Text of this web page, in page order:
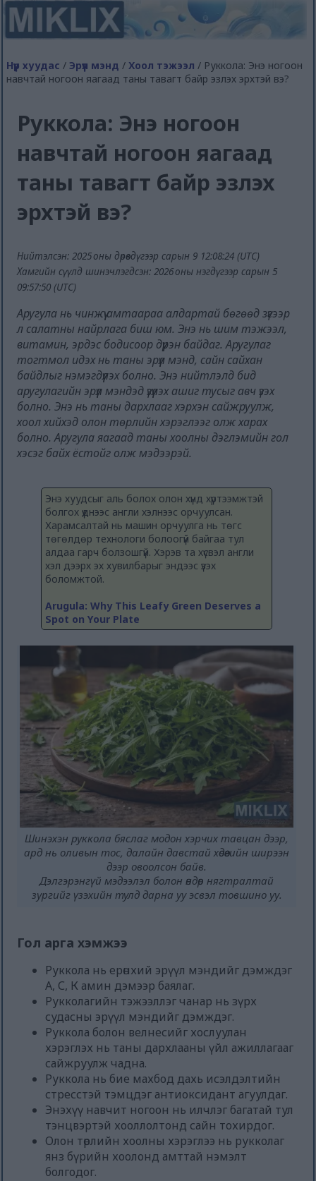
Нүүр хуудас /Эрүүл мэнд / Хоол тэжээл / Руккола: Энэ ногоон
навчтай ногоон яагаад таны тавагт байр эзлэх эрхтэй вэ?
Руккола: Энэ ногоон
навчтай ногоон яагаад
таны тавагт байр эзлэх
эрхтэй вэ?
Нийтэлсэн: 2025 оны дөрөвдүгээр сарын 9 12:08:24 (UTC)
Хамгийн сүүлд шинэчлэгдсэн: 2026 оны нэгдүгээр сарын 5
09:57:50 (UTC)
Аругула нь чинжүү амтаараа алдартай бөгөөд зүгээр
л салатны найрлага биш юм. Энэ нь шим тэжээл,
витамин, эрдэс бодисоор дүүрэн байдаг. Аругулаг
тогтмол идэх нь таны эрүүл мэнд, сайн сайхан
байдлыг нэмэгдүүлэх болно. Энэ нийтлэлд бид
аругулагийн эрүүл мэндэд үзүүлэх ашиг тусыг авч үзэх
болно. Энэ нь таны дархлааг хэрхэн сайжруулж,
хоол хийхэд олон төрлийн хэрэглээг олж харах
болно. Аругула яагаад таны хоолны дэглэмийн гол
хэсэг байх ёстойг олж мэдээрэй.
Энэ хуудсыг аль болох олон хүнд хүртээмжтэй
болгох үүднээс англи хэлнээс орчуулсан.
Харамсалтай нь машин орчуулга нь төгс
төгөлдөр технологи болоогүй байгаа тул
алдаа гарч болзошгүй. Хэрэв та хүсвэл англи
хэл дээрх эх хувилбарыг эндээс үзэх
боломжтой.
Arugula: Why This Leafy Green Deserves a
Spot on Your Plate
Шинэхэн руккола бяслаг модон хэрчих тавцан дээр,
ард нь оливын тос, далайн давстай хөдөөгийн ширээн
дээр овоолсон байв.
Дэлгэрэнгүй мэдээлэл болон өндөр нягтралтай
зургийг үзэхийн тулд дарна уу эсвэл товшино уу.
Гол арга хэмжээ
Руккола нь ерөнхий эрүүл мэндийг дэмждэг
А, С, К амин дэмээр баялаг.
Рукколагийн тэжээллэг чанар нь зүрх
судасны эрүүл мэндийг дэмждэг.
Руккола болон велнесийг хослуулан
хэрэглэх нь таны дархлааны үйл ажиллагааг
сайжруулж чадна.
Руккола нь бие махбод дахь исэлдэлтийн
стресстэй тэмцдэг антиоксидант агуулдаг.
Энэхүү навчит ногоон нь илчлэг багатай тул
тэнцвэртэй хооллолтонд сайн тохирдог.
Олон төрлийн хоолны хэрэглээ нь рукколаг
янз бүрийн хоолонд амттай нэмэлт
болгодог.